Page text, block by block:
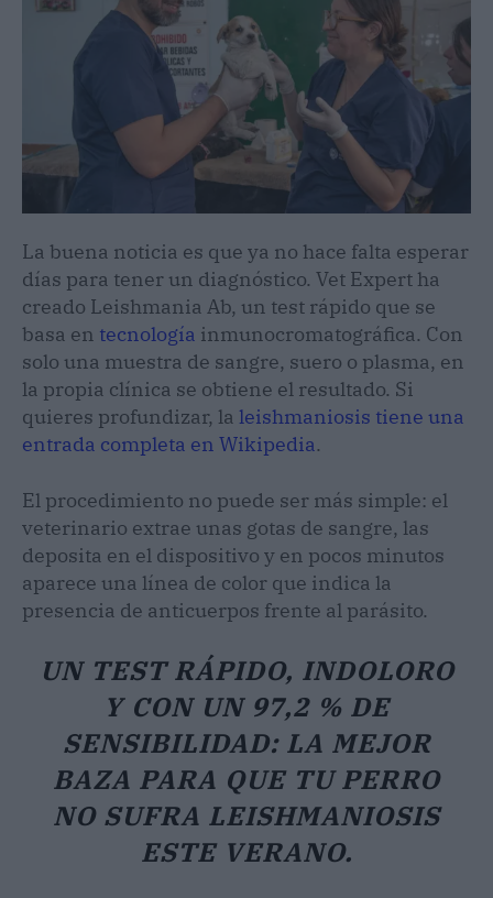
La buena noticia es que ya no hace falta esperar
días para tener un diagnóstico. Vet Expert ha
creado Leishmania Ab, un test rápido que se
basa en tecnología inmunocromatográfica. Con
solo una muestra de sangre, suero o plasma, en
la propia clínica se obtiene el resultado. Si
quieres profundizar, la leishmaniosis tiene una
entrada completa en Wikipedia.
El procedimiento no puede ser más simple: el
veterinario extrae unas gotas de sangre, las
deposita en el dispositivo y en pocos minutos
aparece una línea de color que indica la
presencia de anticuerpos frente al parásito.
UN TEST RÁPIDO, INDOLORO
Y CON UN 97,2 % DE
SENSIBILIDAD: LA MEJOR
BAZA PARA QUE TU PERRO
NO SUFRA LEISHMANIOSIS
ESTE VERANO.